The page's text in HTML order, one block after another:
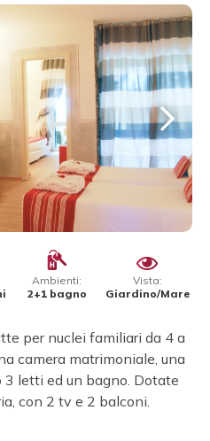
Ambienti:
2+1 bagno
Vista:
Giardino/Mare
per nuclei familiari da 4 a
camera matrimoniale, una
letti ed un bagno. Dotate
con 2 tv e 2 balconi.